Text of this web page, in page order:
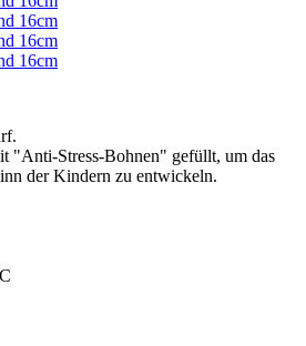
"Anti-Stress-Bohnen" gefüllt, um das
der Kindern zu entwickeln.